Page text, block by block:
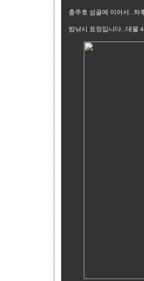
충주호 섬골에 이어서...차
밤낚시 표정입니다...대물